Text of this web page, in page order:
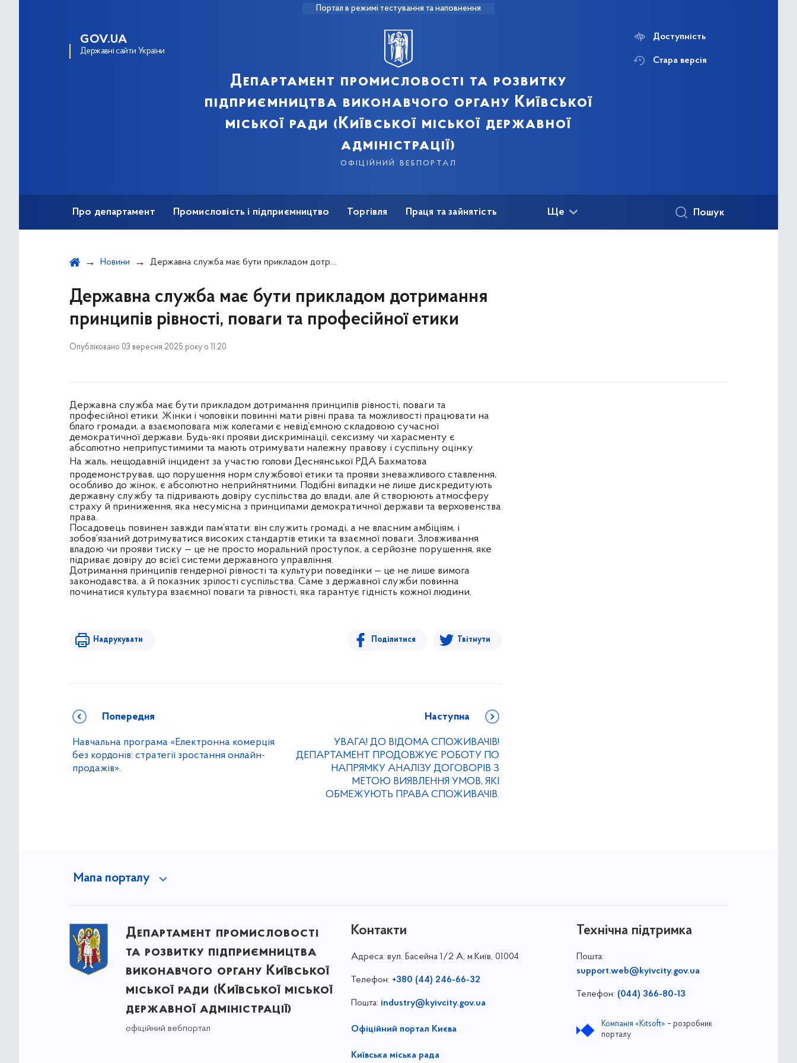
Портал в режимі тестування та наповнення
GOV.UA
Державні сайти України
Департамент промисловості та розвитку
підприємництва виконавчого органу Київської
міської ради (Київської міської державної
адміністрації)
офіційний вебпортал
Доступність
Стара версія
Про департамент Промисловість і підприємництво Торгівля Праця та зайнятість Ще Пошук
Новини Державна служба має бути прикладом дотримання принципів рівності, поваги та професійної етики
Державна служба має бути прикладом дотримання
принципів рівності, поваги та професійної етики
Опубліковано 03 вересня 2025 року о 11:20
Державна служба має бути прикладом дотримання принципів рівності, поваги та
професійної етики. Жінки і чоловіки повинні мати рівні права та можливості працювати на
благо громади, а взаємоповага між колегами є невід’ємною складовою сучасної
демократичної держави. Будь-які прояви дискримінації, сексизму чи харасменту є
абсолютно неприпустимими та мають отримувати належну правову і суспільну оцінку.
На жаль, нещодавній інцидент за участю голови Деснянської РДА Бахматова
продемонстрував, що порушення норм службової етики та прояви зневажливого ставлення,
особливо до жінок, є абсолютно неприйнятними. Подібні випадки не лише дискредитують
державну службу та підривають довіру суспільства до влади, але й створюють атмосферу
страху й приниження, яка несумісна з принципами демократичної держави та верховенства
права.
Посадовець повинен завжди пам’ятати: він служить громаді, а не власним амбіціям, і
зобов’язаний дотримуватися високих стандартів етики та взаємної поваги. Зловживання
владою чи прояви тиску — це не просто моральний проступок, а серйозне порушення, яке
підриває довіру до всієї системи державного управління.
Дотримання принципів гендерної рівності та культури поведінки — це не лише вимога
законодавства, а й показник зрілості суспільства. Саме з державної служби повинна
починатися культура взаємної поваги та рівності, яка гарантує гідність кожної людини.
Надрукувати Поділитися Твітнути
Попередня
Навчальна програма «Електронна комерція
без кордонів: стратегії зростання онлайн-
продажів».
Наступна
УВАГА! ДО ВІДОМА СПОЖИВАЧІВ!
ДЕПАРТАМЕНТ ПРОДОВЖУЄ РОБОТУ ПО
НАПРЯМКУ АНАЛІЗУ ДОГОВОРІВ З
МЕТОЮ ВИЯВЛЕННЯ УМОВ, ЯКІ
ОБМЕЖУЮТЬ ПРАВА СПОЖИВАЧІВ.
Мапа порталу
Департамент промисловості
та розвитку підприємництва
виконавчого органу Київської
міської ради (Київської міської
державної адміністрації)
офіційний вебпортал
Контакти
Адреса: вул. Басейна 1/⁠2 А, м.Київ, 01004
Телефон: +380 (44) 246-66-32
Пошта: industry@kyivcity.gov.ua
Офіційний портал Києва
Київська міська рада
Технічна підтримка
Пошта:
support.web@kyivcity.gov.ua
Телефон: (044) 366-80-13
Компанія «Kitsoft» – розробник
порталу